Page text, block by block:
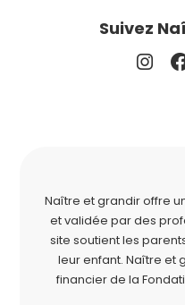
Suivez
Naître et grandir offre
et validée par des
site soutient les
leur enfant. Naître et
financier de la